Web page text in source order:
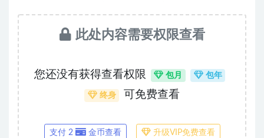
此处内容需要权限查看
您还没有获得查看权限 包月 包年
终身 可免费查看
支付 2 金币查看 升级VIP免费查看